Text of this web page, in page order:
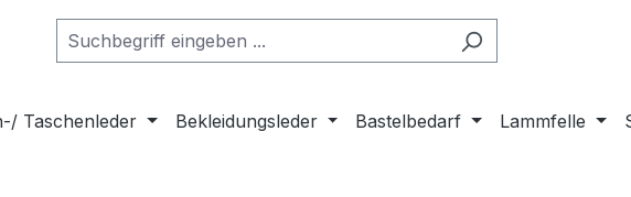
Taschenleder Bekleidungsleder Bastelbedarf Lammfelle